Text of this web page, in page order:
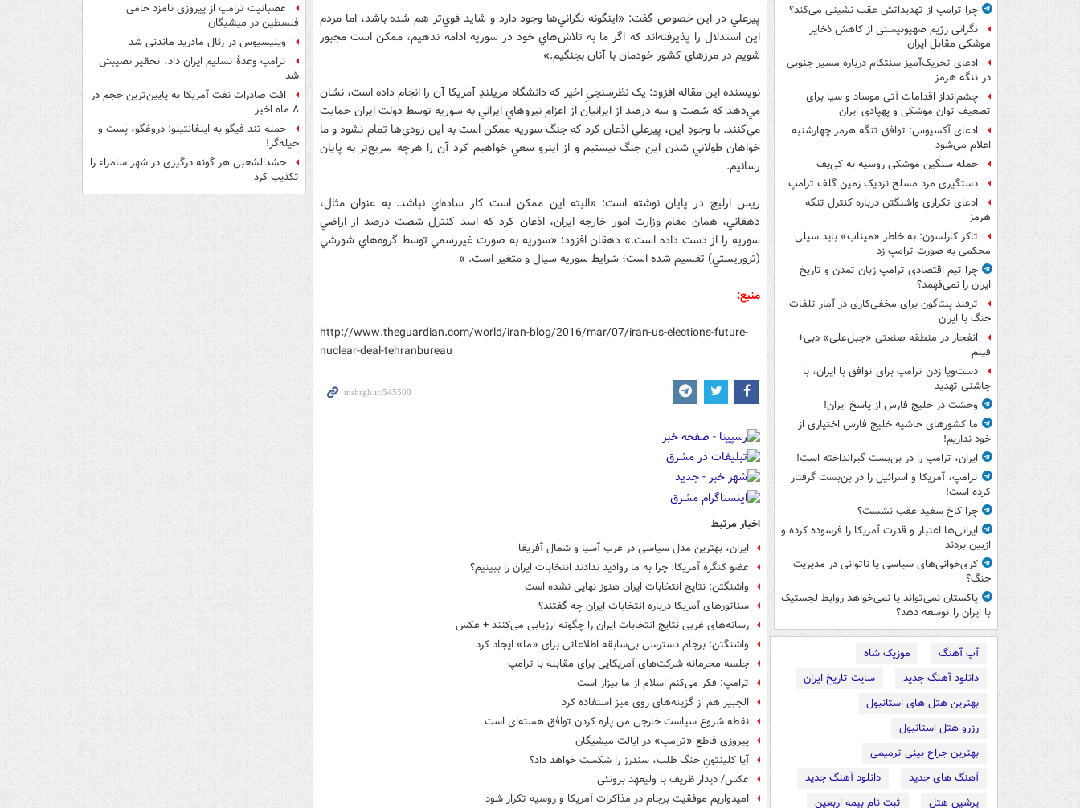
چرا ترامپ از تهدیداتش عقب نشینی می‌کند؟
نگرانی رژیم صهیونیستی از کاهش ذخایر
موشکی مقابل ایران
ادعای تحریک‌آمیز سنتکام درباره مسیر جنوبی
در تنگه هرمز
چشم‌انداز اقدامات آتی موساد و سیا برای
تضعیف توان موشکی و پهپادی ایران
ادعای آکسیوس: توافق تنگه هرمز چهارشنبه
اعلام می‌شود
حمله سنگین موشکی روسیه به کی‌یف
دستگیری مرد مسلح نزدیک زمین گلف ترامپ
ادعای تکراری واشنگتن درباره کنترل تنگه
هرمز
تاکر کارلسون: به خاطر «میناب» باید سیلی
محکمی به صورت ترامپ زد
چرا تیم اقتصادی ترامپ زبان تمدن و تاریخ
ایران را نمی‌فهمد؟
ترفند پنتاگون برای مخفی‌کاری در آمار تلفات
جنگ با ایران
انفجار در منطقه صنعتی «جبل‌علی» دبی+
فیلم
دست‌وپا زدن ترامپ برای توافق با ایران، با
چاشنی تهدید
وحشت در خلیج فارس از پاسخ ایران!
ما کشورهای حاشیه خلیج فارس اختیاری از
خود نداریم!
ایران، ترامپ را در بن‌بست گیرانداخته است!
ترامپ، آمریکا و اسرائیل را در بن‌بست گرفتار
کرده است!
چرا کاخ سفید عقب نشست؟
ایرانی‌ها اعتبار و قدرت آمریکا را فرسوده کرده و
ازبین بردند
کری‌خوانی‌های سیاسی یا ناتوانی در مدیریت
جنگ؟
پاکستان نمی‌تواند یا نمی‌خواهد روابط لجستیک
با ایران را توسعه دهد؟
آپ آهنگ
موزیک شاه
دانلود آهنگ جدید
سایت تاریخ ایران
بهترین هتل های استانبول
رزرو هتل استانبول
بهترین جراح بینی ترمیمی
آهنگ های جدید
دانلود آهنگ جدید
پرشین هتل
ثبت نام بیمه اربعین
پيرعلي در اين خصوص گفت: «اينگونه نگراني‌ها وجود دارد و شايد قوي‌تر هم شده باشد، اما مردم
اين استدلال را پذيرفته‌اند که اگر ما به تلاش‌هاي خود در سوريه ادامه ندهيم، ممکن است مجبور
شويم در مرزهاي کشور خودمان با آنان بجنگيم.»
نويسنده اين مقاله افزود: يک نظرسنجيِ اخير که دانشگاه مريلندِ آمريکا آن را انجام داده است، نشان
مي‌دهد که شصت و سه درصد از ايرانيان از اعزام نيروهاي ايراني به سوريه توسط دولت ايران حمايت
مي‌کنند. با وجودِ اين، پيرعلي اذعان کرد که جنگ سوريه ممکن است به اين زودي‌ها تمام نشود و ما
خواهان طولاني شدن اين جنگ نيستيم و از اينرو سعي خواهيم کرد آن را هرچه سريع‌تر به پايان
رسانيم.
ريس ارليچ در پایان نوشته است: «البته اين ممکن است کار ساده‌اي نباشد. به عنوان مثال،
دهقاني، همان مقام وزارت امور خارجه ايران، اذعان کرد که اسد کنترل شصت درصد از اراضي
سوريه را از دست داده است.» دهقان افزود: «سوريه به صورت غيررسمي توسط گروه‌هاي شورشي
(تروريستي) تقسيم شده است؛ شرايط سوريه سيال و متغير است. »
منبع:
http://www.theguardian.com/world/iran-blog/2016/mar/07/iran-us-elections-future-
nuclear-deal-tehranbureau
اخبار مرتبط
ایران، بهترین مدل سیاسی در غرب آسیا و شمال آفریقا
عضو کنگره آمریکا: چرا به ما روادید ندادند انتخابات ایران را ببینیم؟
واشنگتن: نتایج انتخابات ایران هنوز نهایی نشده است
سناتورهای آمریکا درباره انتخابات ایران چه گفتند؟
رسانه‌های غربی نتایج انتخابات ایران را چگونه ارزیابی می‌کنند + عکس
واشنگتن: برجام دسترسی بی‌سابقه اطلاعاتی برای «ما» ایجاد کرد
جلسه محرمانه شرکت‌های آمریکایی برای مقابله با ترامپ
ترامپ: فکر می‌کنم اسلام از ما بیزار است
الجبیر هم از گزینه‌های روی میز استفاده کرد
نقطه شروع سیاست خارجی من پاره کردن توافق هسته‌ای است
پیروزی قاطع «ترامپ» در ایالت میشیگان
آیا کلینتونِ جنگ طلب، سندرز را شکست خواهد داد؟
عکس/ دیدار ظریف با ولیعهد برونئی
امیدواریم موفقیت برجام در مذاکرات آمریکا و روسیه تکرار شود
عصبانیت ترامپ از پیروزی نامزد حامی
فلسطین در میشیگان
وینیسیوس در رئال مادرید ماندنی شد
ترامپ وعدۀ تسلیم ایران داد، تحقیر نصیبش
شد
افت صادرات نفت آمریکا به پایین‌ترین حجم در
۸ ماه اخیر
حمله تند فیگو به اینفانتینو: دروغگو، پَست‌ و
حیله‌گر!
حشدالشعبی هر گونه درگیری در شهر سامراء را
تکذیب کرد